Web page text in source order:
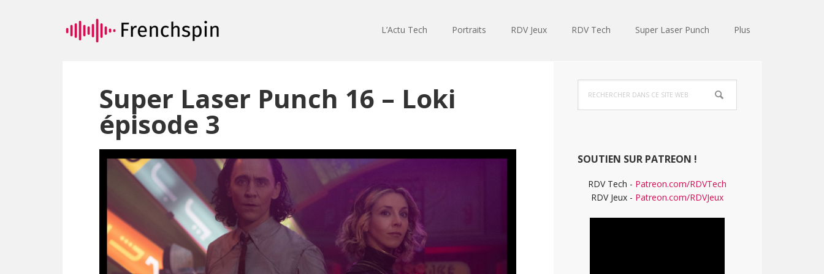
au
contenu
la
L’Actu Tech Portraits RDV Jeux RDV Tech Super Laser Punch Plus
Super Laser Punch 16 – Loki
épisode 3
Barre
latérale
dans
ce
SOUTIEN SUR PATREON !
RDV Tech - Patreon.com/RDVTech
RDV Jeux - Patreon.com/RDVJeux